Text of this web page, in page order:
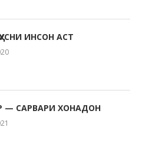
ИНСОН АСТ
— САРВАРИ ХОНАДОН